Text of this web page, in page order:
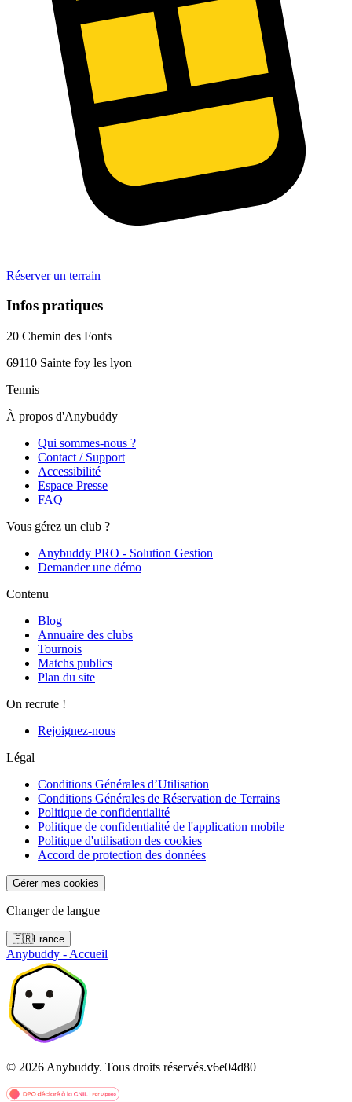
Réserver un terrain
Infos pratiques
20 Chemin des Fonts
69110 Sainte foy les lyon
Tennis
À propos d'Anybuddy
Qui sommes-nous ?
Contact / Support
Accessibilité
Espace Presse
FAQ
Vous gérez un club ?
Anybuddy PRO - Solution Gestion
Demander une démo
Contenu
Blog
Annuaire des clubs
Tournois
Matchs publics
Plan du site
On recrute !
Rejoignez-nous
Légal
Conditions Générales d’Utilisation
Conditions Générales de Réservation de Terrains
Politique de confidentialité
Politique de confidentialité de l'application mobile
Politique d'utilisation des cookies
Accord de protection des données
Gérer mes cookies
Changer de langue
🇫🇷France
Anybuddy - Accueil
© 2026 Anybuddy. Tous droits réservés.v6e04d80